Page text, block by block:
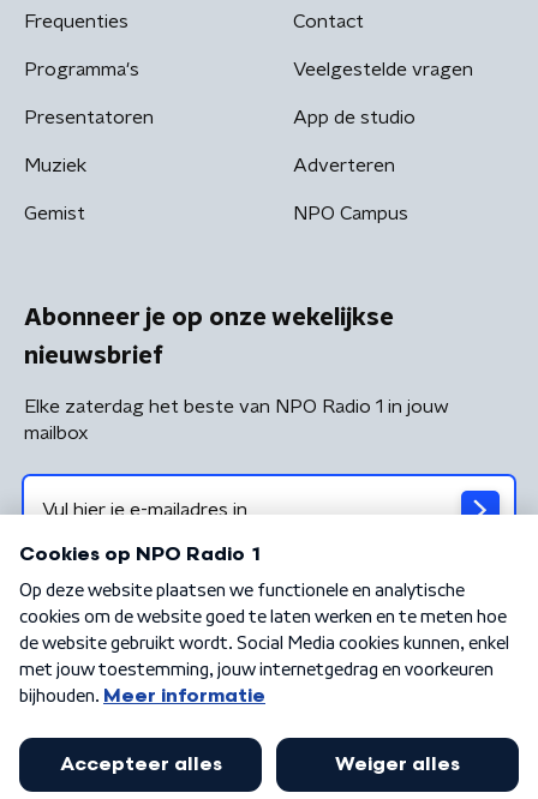
Frequenties
Programma's
Presentatoren
Muziek
Gemist
Contact
Veelgestelde vragen
App de studio
Adverteren
NPO Campus
Abonneer je op onze wekelijkse
nieuwsbrief
Elke zaterdag het beste van NPO Radio 1 in jouw
mailbox
Algemene voorwaarden